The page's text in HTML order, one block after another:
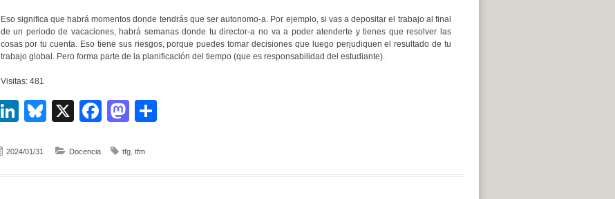
Eso significa que habrá momentos donde tendrás que ser autonomo-a. Por ejemplo, si vas a depositar el trabajo al final
de un periodo de vacaciones, habrá semanas donde tu director-a no va a poder atenderte y tienes que resolver las
cosas por tu cuenta. Eso tiene sus riesgos, porque puedes tomar decisiones que luego perjudiquen el resultado de tu
trabajo global. Pero forma parte de la planificación del tiempo (que es responsabilidad del estudiante).
Visitas: 481
LinkedIn
Bluesky
X Facebook
Mastodon
2024/01/31 Docencia tfg, tfm